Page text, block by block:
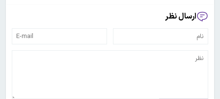
ارسال نظر